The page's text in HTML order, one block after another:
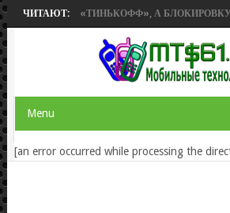
ЧИТАЮТ:«ТИНЬКОФФ», А БЛОКИРОВКУ
Menu
[an error occurred while processing the